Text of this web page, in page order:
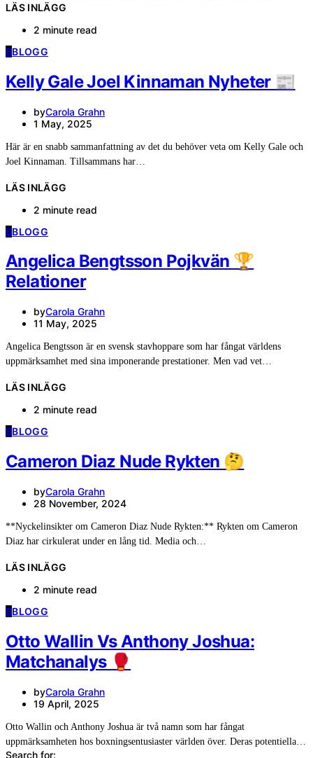
LÄS INLÄGG
2 minute read
BBLOGG
Kelly Gale Joel Kinnaman Nyheter 📰
byCarola Grahn
1 May, 2025
Här är en snabb sammanfattning av det du behöver veta om Kelly Gale och
Joel Kinnaman. Tillsammans har…
LÄS INLÄGG
2 minute read
BBLOGG
Angelica Bengtsson Pojkvän 🏆
Relationer
byCarola Grahn
11 May, 2025
Angelica Bengtsson är en svensk stavhoppare som har fångat världens
uppmärksamhet med sina imponerande prestationer. Men vad vet…
LÄS INLÄGG
2 minute read
BBLOGG
Cameron Diaz Nude Rykten 🤔
byCarola Grahn
28 November, 2024
**Nyckelinsikter om Cameron Diaz Nude Rykten:** Rykten om Cameron
Diaz har cirkulerat under en lång tid. Media och…
LÄS INLÄGG
2 minute read
BBLOGG
Otto Wallin Vs Anthony Joshua:
Matchanalys 🥊
byCarola Grahn
19 April, 2025
Otto Wallin och Anthony Joshua är två namn som har fångat
uppmärksamheten hos boxningsentusiaster världen över. Deras potentiella…
Search for: